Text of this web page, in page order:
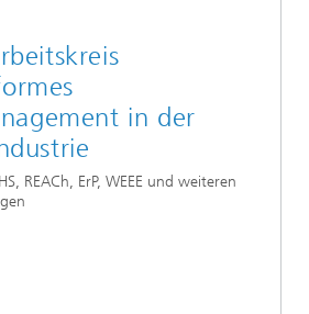
in der
REACh, ErP, WEEE und weiteren